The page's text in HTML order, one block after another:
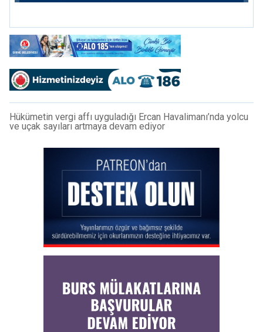
Hükümetin vergi affı uyguladığı Ercan Havalimanı’nda yolcu
ve uçak sayıları artmaya devam ediyor